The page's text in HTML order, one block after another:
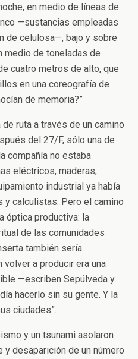
en medio de líneas de
—sustancias empleadas
de celulosa—, bajo y sobre
medio de toneladas de
cuatro metros de alto, que
en una coreografía de
de memoria?”
de ruta a través de un camino
del 27/F, sólo una de
compañía no estaba
eléctricos, maderas,
industrial ya había
calculistas. Pero el camino
óptica productiva: la
de las comunidades
también sería
volver a producir era una
—escriben Sepúlveda y
hacerlo sin su gente. Y la
ciudades”.
y un tsunami asolaron
y desaparición de un número